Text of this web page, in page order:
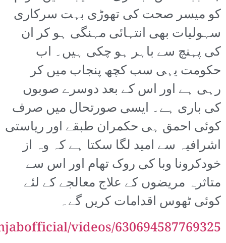
کو میسر صحت کی تھوڑی بہت سرکاری
سہولیات بھی انتہائی مہنگی ہو کر ان
کی پہنچ سے باہر ہو چکی ہیں۔ اب
حکومت یہی سب کچھ پنجاب میں کر
رہی ہے اور اس کے بعد دوسرے صوبوں
کی باری ہے۔ ایسی صورتحال میں صرف
کوئی احمق ہی حکمران طبقے اور ریاستی
اشرافیہ سے امید لگا سکتا ہے کہ وہ از
خودکرونا وبا کی روک تھام اور اس سے
متاثرہ مریضوں کے علاج معالجے کے لئے
کوئی ٹھوس اقدامات کریں گے۔
videos/630694587769325/